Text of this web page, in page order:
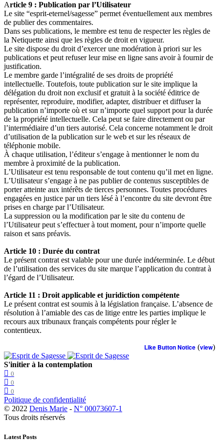
Article 9 : Publication par l’Utilisateur
Le site “esprit-eternel/sagesse” permet éventuellement aux membres
de publier des commentaires.
Dans ses publications, le membre est tenu de respecter les règles de
la Netiquette ainsi que les règles de droit en vigueur.
Le site dispose du droit d’exercer une modération à priori sur les
publications et peut refuser leur mise en ligne sans avoir à fournir de
justification.
Le membre garde l’intégralité de ses droits de propriété
intellectuelle. Toutefois, toute publication sur le site implique la
délégation du droit non exclusif et gratuit à la société éditrice de
représenter, reproduire, modifier, adapter, distribuer et diffuser la
publication n’importe où et sur n’importe quel support pour la durée
de la propriété intellectuelle. Cela peut se faire directement ou par
l’intermédiaire d’un tiers autorisé. Cela concerne notamment le droit
d’utilisation de la publication sur le web et sur les réseaux de
téléphonie mobile.
À chaque utilisation, l’éditeur s’engage à mentionner le nom du
membre à proximité de la publication.
L’Utilisateur est tenu responsable de tout contenu qu’il met en ligne.
L’Utilisateur s’engage à ne pas publier de contenus susceptibles de
porter atteinte aux intérêts de tierces personnes. Toutes procédures
engagées en justice par un tiers lésé à l’encontre du site devront être
prises en charge par l’Utilisateur.
La suppression ou la modification par le site du contenu de
l’Utilisateur peut s’effectuer à tout moment, pour n’importe quelle
raison et sans préavis.
Article 10 : Durée du contrat
Le présent contrat est valable pour une durée indéterminée. Le début
de l’utilisation des services du site marque l’application du contrat à
l’égard de l’Utilisateur.
Article 11 : Droit applicable et juridiction compétente
Le présent contrat est soumis à la législation française. L’absence de
résolution à l’amiable des cas de litige entre les parties implique le
recours aux tribunaux français compétents pour régler le
contentieux.
Like Button Notice (view)
S'initier à la contemplation
0
0
0
Politique de confidentialité
© 2022 Denis Marie - N° 00073607-1
Tous droits réservés
Latest Posts